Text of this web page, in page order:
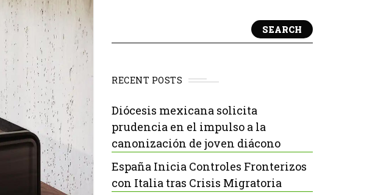
SEARCH
RECENT POSTS
Diócesis mexicana solicita
prudencia en el impulso a la
canonización de joven diácono
España Inicia Controles Fronterizos
con Italia tras Crisis Migratoria